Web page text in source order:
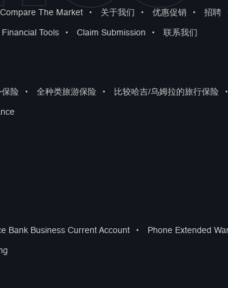
Compare The Market • 关于我们 • 优惠促销 • 招聘
Financial Tools • Claim Submission • 联系我们
保险 • 全种类旅游保险 • 比较哈吉/乌姆拉的旅行保险 •
Bank Business Current Account • Phone Extended